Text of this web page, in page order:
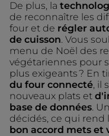
De plus, la
de reconnaître les
four et de régler
de cuisson. Vous
menu de Noël des
végétariennes pour
plus exigeants ? En
du four connecté ,
nouveaux plats et
base de données.
décidés, ce qui rend
bon accord mets et